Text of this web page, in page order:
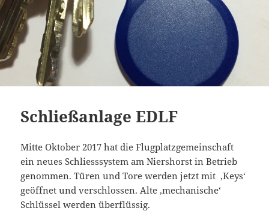
Schließanlage EDLF
Mitte Oktober 2017 hat die Flugplatzgemeinschaft
ein neues Schliesssystem am Niershorst in Betrieb
genommen. Türen und Tore werden jetzt mit ‚Keys‘
geöffnet und verschlossen. Alte ‚mechanische‘
Schlüssel werden überflüssig.